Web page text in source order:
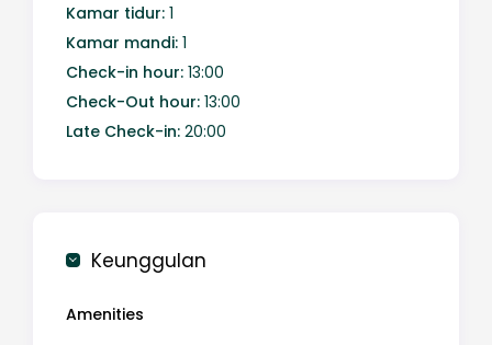
Kamar tidur: 1
Kamar mandi: 1
Check-in hour: 13:00
Check-Out hour: 13:00
Late Check-in: 20:00
Keunggulan
Amenities